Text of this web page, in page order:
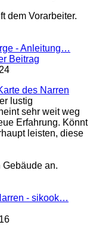
dem Vorarbeiter.
- Anleitung…
Beitrag
des Narren
lustig
sehr weit weg
Erfahrung. Könnt
leisten, diese
an.
- sikook…